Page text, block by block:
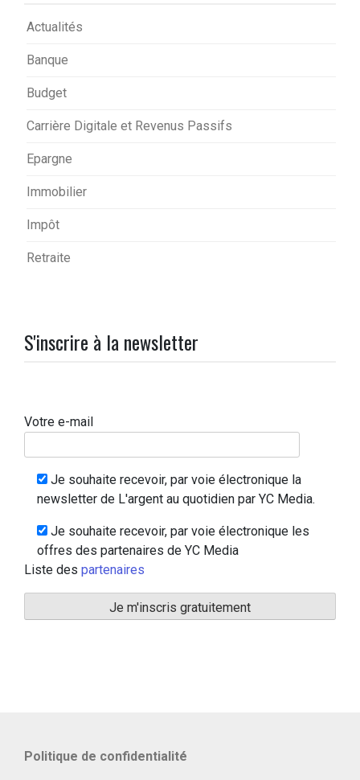
Actualités
Banque
Budget
Carrière Digitale et Revenus Passifs
Epargne
Immobilier
Impôt
Retraite
S'inscrire à la newsletter
Votre e-mail
Je souhaite recevoir, par voie électronique la
newsletter de L'argent au quotidien par YC Media.
Je souhaite recevoir, par voie électronique les
offres des partenaires de YC Media
Liste des partenaires
Politique de confidentialité